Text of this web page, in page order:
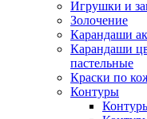
Игрушки и
Золочение
Карандаши
Карандаши
пастельные
Краски по
Контуры